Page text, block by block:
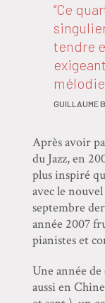
‘‘Ce
tendre
GUILLAUME
Après avoir
du Jazz, en
plus inspiré
avec le
septembre
année 2007
pianistes et
Une année de
aussi en